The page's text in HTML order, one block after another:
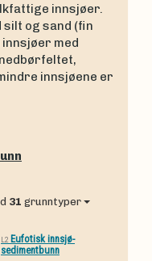
innsjøer.
og sand (fin
med
innsjøene er
31 grunntyper
L2 Eufotisk innsjø-
sedimentbunn